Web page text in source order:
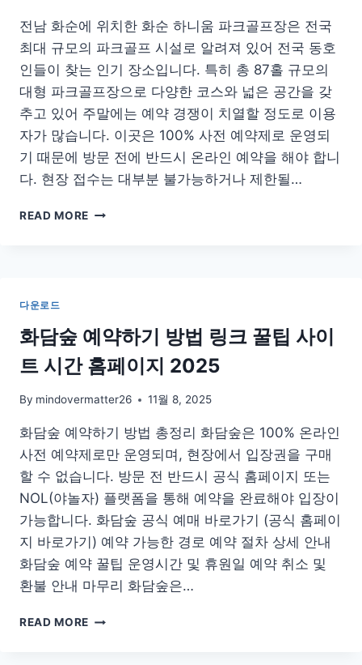
한
도
사
이
트
아
이
폰
전남 화순에 위치한 화순 하니움 파크골프장은 전국
최대 규모의 파크골프 시설로 알려져 있어 전국 동호
인들이 찾는 인기 장소입니다. 특히 총 87홀 규모의
대형 파크골프장으로 다양한 코스와 넓은 공간을 갖
추고 있어 주말에는 예약 경쟁이 치열할 정도로 이용
자가 많습니다. 이곳은 100% 사전 예약제로 운영되
기 때문에 방문 전에 반드시 온라인 예약을 해야 합니
다. 현장 접수는 대부분 불가능하거나 제한될…
READ MORE
프
장
예
하
홈
페
지
방
법
다운로드
화담숲 예약하기 방법 링크 꿀팁 사이
트 시간 홈페이지 2025
By mindovermatter26 11월 8, 2025
화담숲 예약하기 방법 총정리 화담숲은 100% 온라인
사전 예약제로만 운영되며, 현장에서 입장권을 구매
할 수 없습니다. 방문 전 반드시 공식 홈페이지 또는
NOL(야놀자) 플랫폼을 통해 예약을 완료해야 입장이
가능합니다. 화담숲 공식 예매 바로가기 (공식 홈페이
지 바로가기) 예약 가능한 경로 예약 절차 상세 안내
화담숲 예약 꿀팁 운영시간 및 휴원일 예약 취소 및
환불 안내 마무리 화담숲은…
READ MORE 화